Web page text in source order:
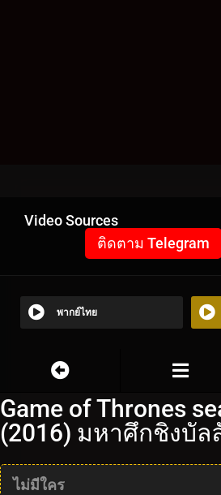
Video Sources
ติดตาม Telegram
พากย์ไทย
Game of Thrones
(2016) มหาศึกชิงบัล
ไม่มีใคร